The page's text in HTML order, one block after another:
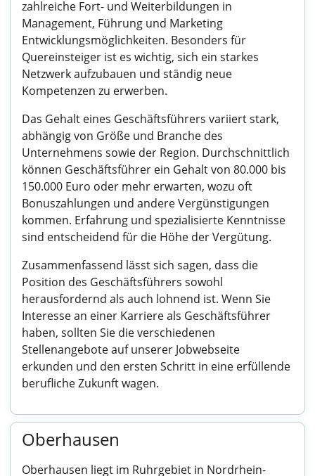
zahlreiche Fort- und Weiterbildungen in
Management, Führung und Marketing
Entwicklungsmöglichkeiten. Besonders für
Quereinsteiger ist es wichtig, sich ein starkes
Netzwerk aufzubauen und ständig neue
Kompetenzen zu erwerben.
Das Gehalt eines Geschäftsführers variiert stark,
abhängig von Größe und Branche des
Unternehmens sowie der Region. Durchschnittlich
können Geschäftsführer ein Gehalt von 80.000 bis
150.000 Euro oder mehr erwarten, wozu oft
Bonuszahlungen und andere Vergünstigungen
kommen. Erfahrung und spezialisierte Kenntnisse
sind entscheidend für die Höhe der Vergütung.
Zusammenfassend lässt sich sagen, dass die
Position des Geschäftsführers sowohl
herausfordernd als auch lohnend ist. Wenn Sie
Interesse an einer Karriere als Geschäftsführer
haben, sollten Sie die verschiedenen
Stellenangebote auf unserer Jobwebseite
erkunden und den ersten Schritt in eine erfüllende
berufliche Zukunft wagen.
Oberhausen
Oberhausen liegt im Ruhrgebiet in Nordrhein-